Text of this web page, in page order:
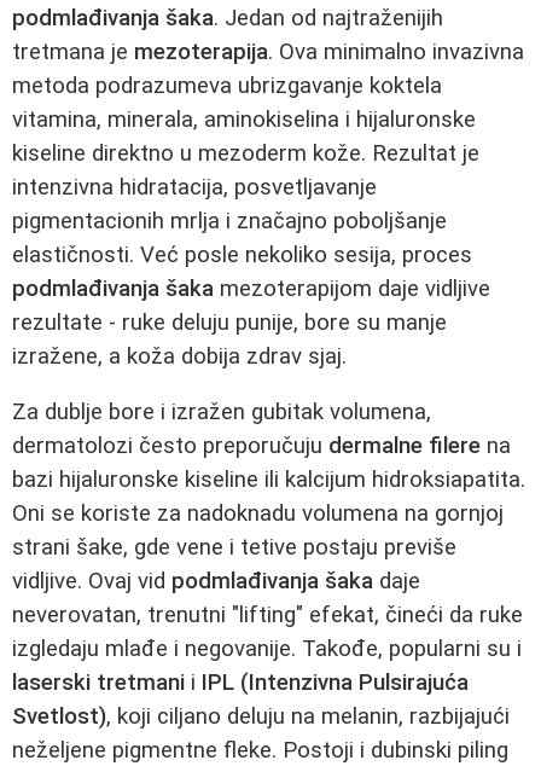
podmlađivanja šaka. Jedan od najtraženijih
tretmana je mezoterapija. Ova minimalno invazivna
metoda podrazumeva ubrizgavanje koktela
vitamina, minerala, aminokiselina i hijaluronske
kiseline direktno u mezoderm kože. Rezultat je
intenzivna hidratacija, posvetljavanje
pigmentacionih mrlja i značajno poboljšanje
elastičnosti. Već posle nekoliko sesija, proces
podmlađivanja šaka mezoterapijom daje vidljive
rezultate - ruke deluju punije, bore su manje
izražene, a koža dobija zdrav sjaj.
Za dublje bore i izražen gubitak volumena,
dermatolozi često preporučuju dermalne filere na
bazi hijaluronske kiseline ili kalcijum hidroksiapatita.
Oni se koriste za nadoknadu volumena na gornjoj
strani šake, gde vene i tetive postaju previše
vidljive. Ovaj vid podmlađivanja šaka daje
neverovatan, trenutni "lifting" efekat, čineći da ruke
izgledaju mlađe i negovanije. Takođe, popularni su i
laserski tretmani i IPL (Intenzivna Pulsirajuća
Svetlost), koji ciljano deluju na melanin, razbijajući
neželjene pigmentne fleke. Postoji i dubinski piling